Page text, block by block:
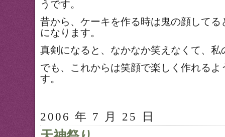
うです。
昔から、ケーキを作る時は鬼の顔して
になります。
真剣になると、なかなか笑えなくて、
でも、これからは笑顔で楽しく作れる
す。
2006 年 7 月 25 日